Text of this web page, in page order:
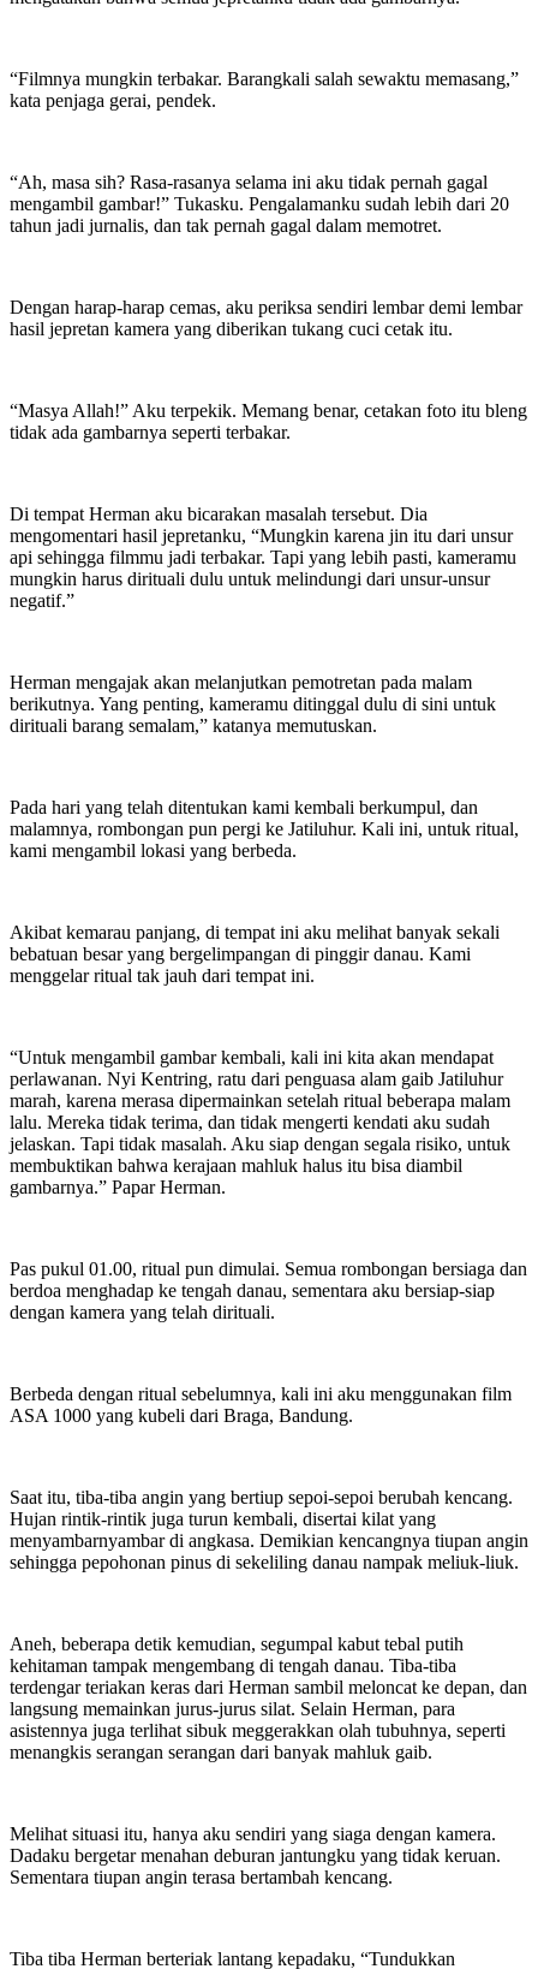
“Filmnya mungkin terbakar. Barangkali salah sewaktu memasang,”
kata penjaga gerai, pendek.
“Ah, masa sih? Rasa-rasanya selama ini aku tidak pernah gagal
mengambil gambar!” Tukasku. Pengalamanku sudah lebih dari 20
tahun jadi jurnalis, dan tak pernah gagal dalam memotret.
Dengan harap-harap cemas, aku periksa sendiri lembar demi lembar
hasil jepretan kamera yang diberikan tukang cuci cetak itu.
“Masya Allah!” Aku terpekik. Memang benar, cetakan foto itu bleng
tidak ada gambarnya seperti terbakar.
Di tempat Herman aku bicarakan masalah tersebut. Dia
mengomentari hasil jepretanku, “Mungkin karena jin itu dari unsur
api sehingga filmmu jadi terbakar. Tapi yang lebih pasti, kameramu
mungkin harus dirituali dulu untuk melindungi dari unsur-unsur
negatif.”
Herman mengajak akan melanjutkan pemotretan pada malam
berikutnya. Yang penting, kameramu ditinggal dulu di sini untuk
dirituali barang semalam,” katanya memutuskan.
Pada hari yang telah ditentukan kami kembali berkumpul, dan
malamnya, rombongan pun pergi ke Jatiluhur. Kali ini, untuk ritual,
kami mengambil lokasi yang berbeda.
Akibat kemarau panjang, di tempat ini aku melihat banyak sekali
bebatuan besar yang bergelimpangan di pinggir danau. Kami
menggelar ritual tak jauh dari tempat ini.
“Untuk mengambil gambar kembali, kali ini kita akan mendapat
perlawanan. Nyi Kentring, ratu dari penguasa alam gaib Jatiluhur
marah, karena merasa dipermainkan setelah ritual beberapa malam
lalu. Mereka tidak terima, dan tidak mengerti kendati aku sudah
jelaskan. Tapi tidak masalah. Aku siap dengan segala risiko, untuk
membuktikan bahwa kerajaan mahluk halus itu bisa diambil
gambarnya.” Papar Herman.
Pas pukul 01.00, ritual pun dimulai. Semua rombongan bersiaga dan
berdoa menghadap ke tengah danau, sementara aku bersiap-siap
dengan kamera yang telah dirituali.
Berbeda dengan ritual sebelumnya, kali ini aku menggunakan film
ASA 1000 yang kubeli dari Braga, Bandung.
Saat itu, tiba-tiba angin yang bertiup sepoi-sepoi berubah kencang.
Hujan rintik-rintik juga turun kembali, disertai kilat yang
menyambarnyambar di angkasa. Demikian kencangnya tiupan angin
sehingga pepohonan pinus di sekeliling danau nampak meliuk-liuk.
Aneh, beberapa detik kemudian, segumpal kabut tebal putih
kehitaman tampak mengembang di tengah danau. Tiba-tiba
terdengar teriakan keras dari Herman sambil meloncat ke depan, dan
langsung memainkan jurus-jurus silat. Selain Herman, para
asistennya juga terlihat sibuk meggerakkan olah tubuhnya, seperti
menangkis serangan serangan dari banyak mahluk gaib.
Melihat situasi itu, hanya aku sendiri yang siaga dengan kamera.
Dadaku bergetar menahan deburan jantungku yang tidak keruan.
Sementara tiupan angin terasa bertambah kencang.
Tiba tiba Herman berteriak lantang kepadaku, “Tundukkan